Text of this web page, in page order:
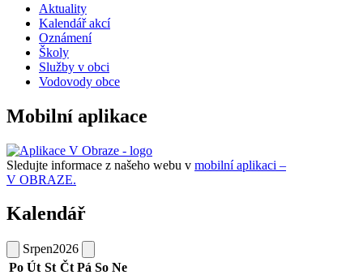
Aktuality
Kalendář akcí
Oznámení
Školy
Služby v obci
Vodovody obce
Mobilní aplikace
Sledujte informace z našeho webu v mobilní aplikaci –
V OBRAZE.
Kalendář
Srpen2026
Po Út St Čt Pá So Ne